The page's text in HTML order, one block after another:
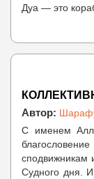
Дуа — это
Автор:
С именем
сподвижникам
Судного дня.